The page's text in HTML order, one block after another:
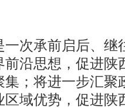
次承前启后、继
前沿思想，促进陕
；将进一步汇聚
域优势，促进陕